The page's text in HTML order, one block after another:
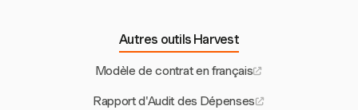
Autres outils Harvest
Modèle de contrat en français
Rapport d'Audit des Dépenses